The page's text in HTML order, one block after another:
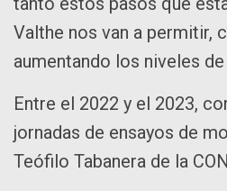
Valthe nos van a permitir,
aumentando los niveles
Entre el 2022 y el 2023,
jornadas de ensayos de
Teófilo Tabanera de la